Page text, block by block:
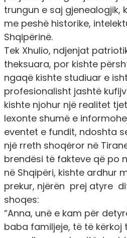
trungun e saj gjenealogjik,
me peshë historike,
Shqipërinë.
Tek Xhulio, ndjenjat
theksuara, por kishte
ngaqë kishte studiuar e
profesionalisht jashtë
kishte njohur një realitet
lexonte shumë e
eventet e fundit, ndoshta
një rreth shoqëror në
brendësi të fakteve që po
në Shqipëri, kishte ardhur
prekur, njërën prej atyre
shoqes:
“Anna, unë e kam për
baba familjeje, të të kërkoj